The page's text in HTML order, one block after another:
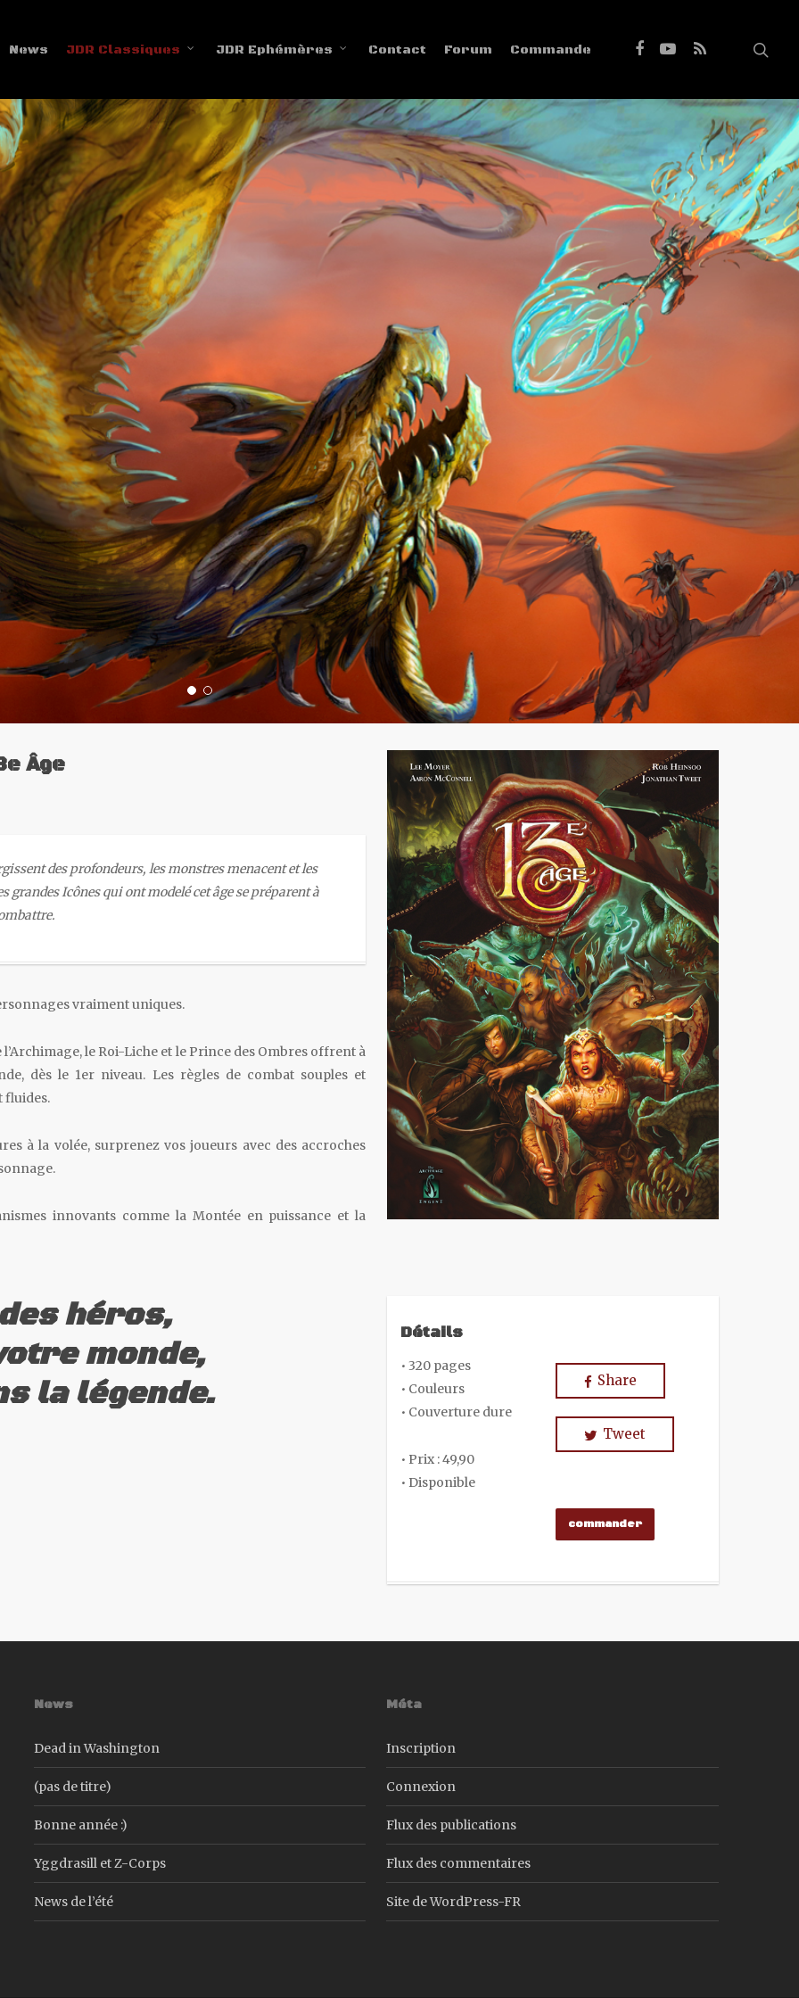
News JDR Classiques JDR Ephémères Contact Forum Commande
Âge
des profondeurs, les monstres menacent et les
grandes Icônes qui ont modelé cet âge se préparent à
vraiment uniques.
le Roi-Liche et le Prince des Ombres offrent à
dès le 1er niveau. Les règles de combat souples et
fluides.
à la volée, surprenez vos joueurs avec des accroches
innovants comme la Montée en puissance et la
héros,
monde,
la légende.
Détails
• 320 pages
• Couleurs
• Couverture dure
• Prix : 49,90
• Disponible
Share
Tweet
commander
News
Dead in Washington
(pas de titre)
Bonne année :)
Yggdrasill et Z-Corps
News de l’été
Méta
Inscription
Connexion
Flux des publications
Flux des commentaires
Site de WordPress-FR